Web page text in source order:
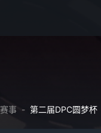
赛事 - 第二届DPC圆梦杯